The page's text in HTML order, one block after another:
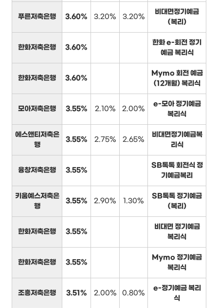
푸른저축은행 3.60% 3.20% 3.20%
비대면정기예금
(복리)
한화저축은행 3.60%
한화 e-회전 정기
예금 복리식
한화저축은행 3.60%
Mymo 회전 예금
(12개월) 복리식
모아저축은행 3.55% 2.10% 2.00%
e-모아 정기예금
복리식
에스앤티저축은
행
3.55% 2.75% 2.65%
비대면정기예금복
리식
융창저축은행 3.55%
SB톡톡 회전식 정
기예금복리
키움예스저축은
행
3.55% 2.90% 1.30%
SB톡톡 정기예금
(복리)
한화저축은행 3.55%
비대면 정기예금
복리식
한화저축은행 3.55%
Mymo 정기예금
복리식
조흥저축은행 3.51% 2.00% 0.80%
e-정기예금 복리
식